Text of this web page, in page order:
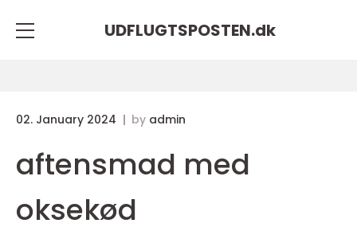
UDFLUGTSPOSTEN.dk
02. January 2024 by admin
aftensmad med
oksekød